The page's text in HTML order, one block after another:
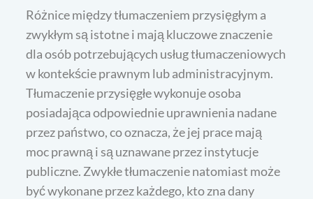
Różnice między tłumaczeniem przysięgłym a
zwykłym są istotne i mają kluczowe znaczenie
dla osób potrzebujących usług tłumaczeniowych
w kontekście prawnym lub administracyjnym.
Tłumaczenie przysięgłe wykonuje osoba
posiadająca odpowiednie uprawnienia nadane
przez państwo, co oznacza, że jej prace mają
moc prawną i są uznawane przez instytucje
publiczne. Zwykłe tłumaczenie natomiast może
być wykonane przez każdego, kto zna dany